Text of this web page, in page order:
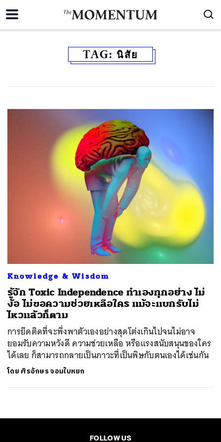
TAG: นิสัย
Knowledge & Wisdom
รู้จัก Toxic Independence ทำเองทุกอย่าง ไม่
ง้อ ไม่ขอความช่วยเหลือใคร แม้จะแบกรับไม่
ไหวแล้วก็ตาม
การยึดติดที่จะพึ่งพาตัวเองอย่างสุดโต่งเกินไปจนไม่อาจ
ยอมรับความหวังดี ความช่วยเหลือ หรือแรงสนับสนุนของใคร
ได้เลย ก็สามารถกลายเป็นภาวะที่เป็นพิษกับตนเองได้เช่นกัน
โดย ศิรอักษร จอมใบหยก
FOLLOW US
TWEET EMAIL